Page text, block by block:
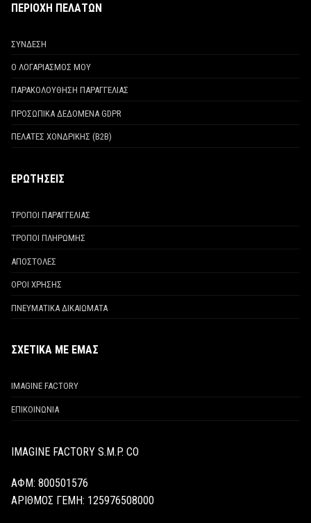
ΠΕΡΙΟΧΗ ΠΕΛΑΤΩΝ
ΣΥΝΔΕΣΗ
Ο ΛΟΓΑΡΙΑΣΜΟΣ ΜΟΥ
ΠΑΡΑΚΟΛΟΥΘΗΣΗ ΠΑΡΑΓΓΕΛΙΑΣ
ΠΡΟΣΩΠΙΚΑ ΔΕΔΟΜΕΝΑ GDPR
ΠΕΛΑΤΕΣ ΧΟΝΔΡΙΚΗΣ (Β2Β)
ΕΡΩΤΗΣΕΙΣ
ΤΡΟΠΟΙ ΠΑΡΑΓΓΕΛΙΑΣ
ΤΡΟΠΟΙ ΠΛΗΡΩΜΗΣ
ΑΠΟΣΤΟΛΕΣ
ΟΡΟΙ ΧΡΗΣΗΣ
ΠΝΕΥΜΑΤΙΚΑ ΔΙΚΑΙΩΜΑΤΑ
ΣΧΕΤΙΚΑ ΜΕ ΕΜΑΣ
IMAGINE FACTORY
ΕΠΙΚΟΙΝΩΝΙΑ
IMAGINE FACTORY S.M.P. CO
ΑΦΜ: 800501576
ΑΡΙΘΜΟΣ ΓΕΜΗ: 125976508000